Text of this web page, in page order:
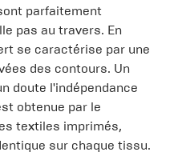
parfaitement
pas au travers. En
se caractérise par une
des contours. Un
doute l'indépendance
obtenue par le
textiles imprimés,
sur chaque tissu.